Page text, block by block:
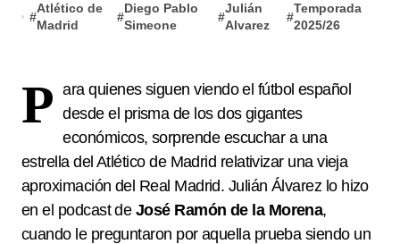
#
Atlético de
Madrid
#
Diego Pablo
Simeone
#
Julián
Alvarez
#
Temporada
2025/26
P ara quienes siguen viendo el fútbol español
desde el prisma de los dos gigantes
económicos, sorprende escuchar a una
estrella del Atlético de Madrid relativizar una vieja
aproximación del Real Madrid. Julián Álvarez lo hizo
en el podcast de José Ramón de la Morena,
cuando le preguntaron por aquella prueba siendo un